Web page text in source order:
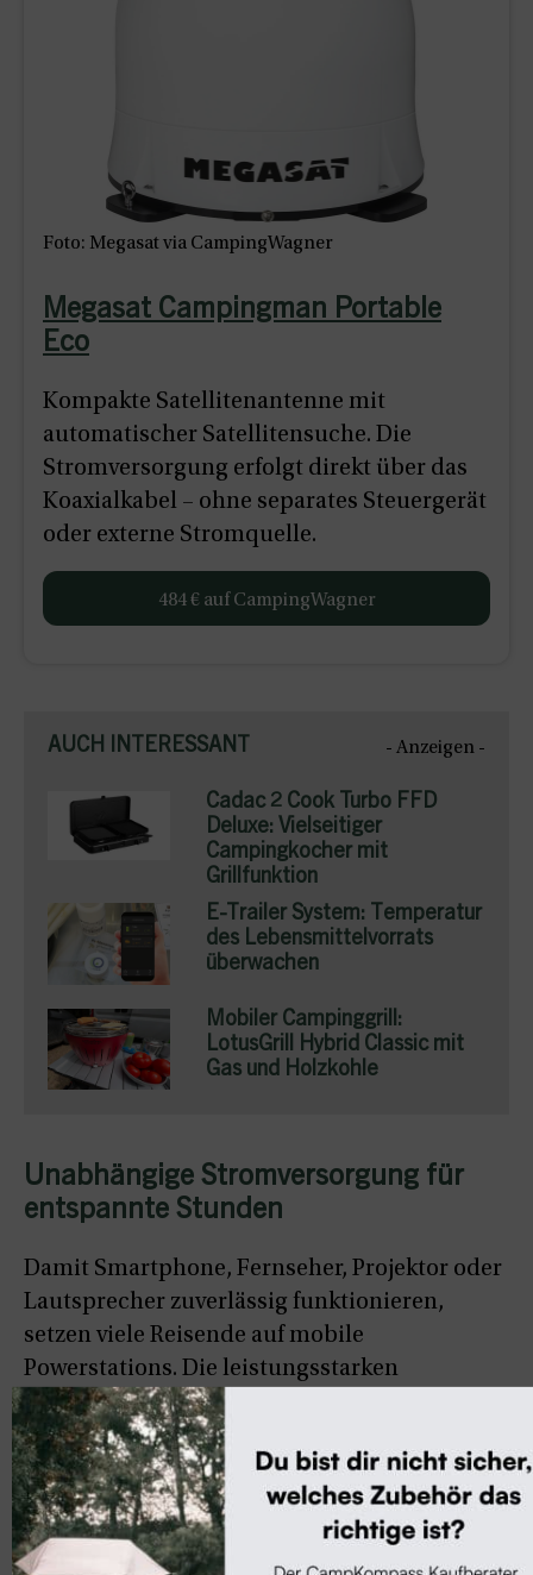
Foto: Megasat via CampingWagner
Megasat Campingman Portable
Eco
Kompakte Satellitenantenne mit
automatischer Satellitensuche. Die
Stromversorgung erfolgt direkt über das
Koaxialkabel – ohne separates Steuergerät
oder externe Stromquelle.
484 € auf CampingWagner
AUCH INTERESSANT - Anzeigen -
Cadac 2 Cook Turbo FFD
Deluxe: Vielseitiger
Campingkocher mit
Grillfunktion
E-Trailer System: Temperatur
des Lebensmittelvorrats
überwachen
Mobiler Campinggrill:
LotusGrill Hybrid Classic mit
Gas und Holzkohle
Unabhängige Stromversorgung für
entspannte Stunden
Damit Smartphone, Fernseher, Projektor oder
Lautsprecher zuverlässig funktionieren,
setzen viele Reisende auf mobile
Powerstations. Die leistungsstarken
Energiespeicher versorgen elektrische Geräte
auch abseits eines Stromanschlusses und
lassen sich häufig per Solarenergie
nachladen. So bleibt man flexibel und
unabhängig – egal, ob auf dem Campingplatz
oder mitten in der Natur.